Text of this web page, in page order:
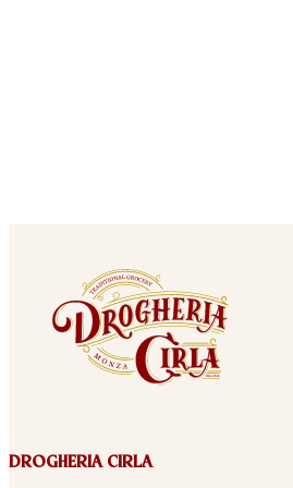
DROGHERIA CIRLA